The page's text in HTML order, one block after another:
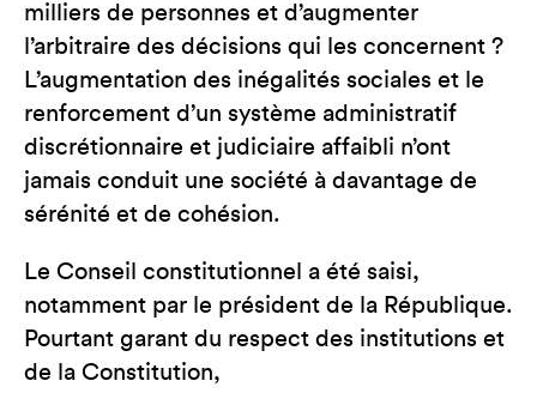
milliers de personnes et d’augmenter
l’arbitraire des décisions qui les concernent ?
L’augmentation des inégalités sociales et le
renforcement d’un système administratif
discrétionnaire et judiciaire affaibli n’ont
jamais conduit une société à davantage de
sérénité et de cohésion.
Le Conseil constitutionnel a été saisi,
notamment par le président de la République.
Pourtant garant du respect des institutions et
de la Constitution,